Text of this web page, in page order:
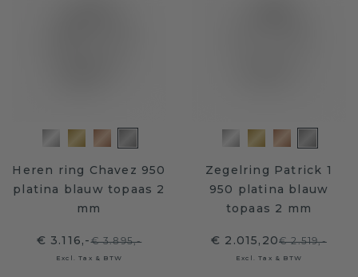
Heren ring Chavez 950
platina blauw topaas 2
mm
€ 3.116,-€ 3.895,-
Excl. Tax & BTW
Zegelring Patrick 1
950 platina blauw
topaas 2 mm
€ 2.015,20€ 2.519,-
Excl. Tax & BTW